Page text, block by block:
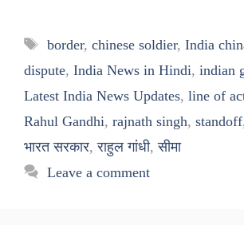
Tags
border, chinese soldier, India
dispute, India News in Hindi, indian
Latest India News Updates, line of
Rahul Gandhi, rajnath singh, standoff
भारत सरकार,राहुल गांधी,सीमा
Leave a comment